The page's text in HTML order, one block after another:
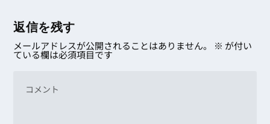
返信を残す
メールアドレスが公開されることはありません。 ※ が付い
ている欄は必須項目です